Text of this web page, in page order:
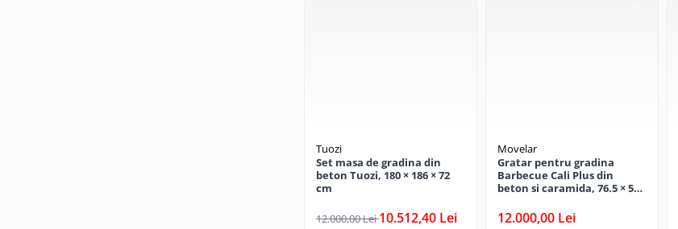
Tuozi
Set masa de gradina din
beton Tuozi, 180 × 186 × 72
cm
12.000,00 Lei10.512,40 Lei
Movelar
Gratar pentru gradina
Barbecue Cali Plus din
beton si caramida, 76.5 × 58
12.000,00 Lei